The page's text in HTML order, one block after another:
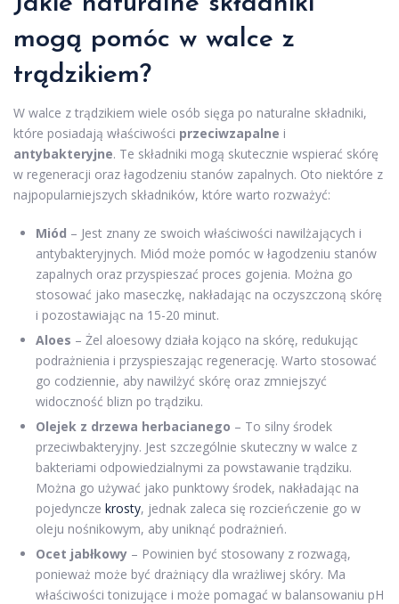
mogą pomóc w walce z
trądzikiem?
W walce z trądzikiem wiele osób sięga po naturalne składniki,
które posiadają właściwości przeciwzapalne i
antybakteryjne. Te składniki mogą skutecznie wspierać skórę
w regeneracji oraz łagodzeniu stanów zapalnych. Oto niektóre z
najpopularniejszych składników, które warto rozważyć:
Miód – Jest znany ze swoich właściwości nawilżających i
antybakteryjnych. Miód może pomóc w łagodzeniu stanów
zapalnych oraz przyspieszać proces gojenia. Można go
stosować jako maseczkę, nakładając na oczyszczoną skórę
i pozostawiając na 15-20 minut.
Aloes – Żel aloesowy działa kojąco na skórę, redukując
podrażnienia i przyspieszając regenerację. Warto stosować
go codziennie, aby nawilżyć skórę oraz zmniejszyć
widoczność blizn po trądziku.
Olejek z drzewa herbacianego – To silny środek
przeciwbakteryjny. Jest szczególnie skuteczny w walce z
bakteriami odpowiedzialnymi za powstawanie trądziku.
Można go używać jako punktowy środek, nakładając na
pojedyncze krosty, jednak zaleca się rozcieńczenie go w
oleju nośnikowym, aby uniknąć podrażnień.
Ocet jabłkowy – Powinien być stosowany z rozwagą,
ponieważ może być drażniący dla wrażliwej skóry. Ma
właściwości tonizujące i może pomagać w balansowaniu pH